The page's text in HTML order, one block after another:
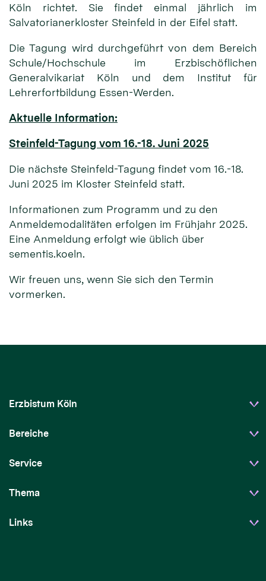
Köln richtet. Sie findet einmal jährlich im
Salvatorianerkloster Steinfeld in der Eifel statt.
Die Tagung wird durchgeführt von dem Bereich
Schule/Hochschule im Erzbischöflichen
Generalvikariat Köln und dem Institut für
Lehrerfortbildung Essen-Werden.
Aktuelle Information:
Steinfeld-Tagung vom 16.-18. Juni 2025
Die nächste Steinfeld-Tagung findet vom 16.-18.
Juni 2025 im Kloster Steinfeld statt.
Informationen zum Programm und zu den
Anmeldemodalitäten erfolgen im Frühjahr 2025.
Eine Anmeldung erfolgt wie üblich über
sementis.koeln.
Wir freuen uns, wenn Sie sich den Termin
vormerken.
Erzbistum Köln
Bereiche
Service
Thema
Links